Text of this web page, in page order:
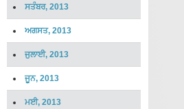
ਸਤੰਬਰ, 2013
ਅਗਸਤ, 2013
ਜੁਲਾਈ, 2013
ਜੂਨ, 2013
ਮਈ, 2013